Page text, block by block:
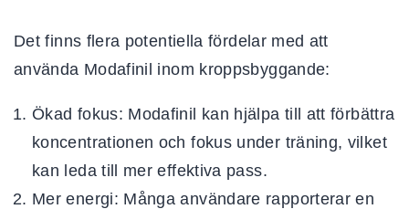
Det finns flera potentiella fördelar med att
använda Modafinil inom kroppsbyggande:
Ökad fokus: Modafinil kan hjälpa till att förbättra
koncentrationen och fokus under träning, vilket
kan leda till mer effektiva pass.
Mer energi: Många användare rapporterar en